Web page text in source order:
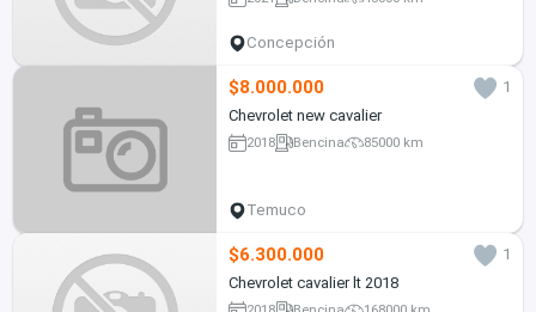
Concepción
$8.000.000
1
Chevrolet new cavalier
2018 Bencina 85000 km
Temuco
$6.300.000
1
Chevrolet cavalier lt 2018